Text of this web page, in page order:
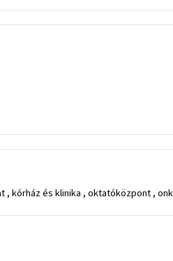
kórház és klinika , oktatóközpont ,